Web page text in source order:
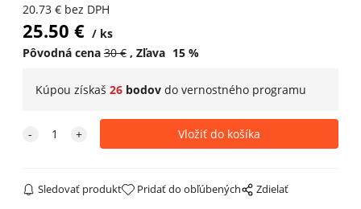
20.73€ bez DPH
25.50 €
ks
Pôvodná cena 30€ Zľava 15%
Kúpou získaš 26bodovdo vernostného programu
Sledovať produkt Pridať do obľúbených Zdielať